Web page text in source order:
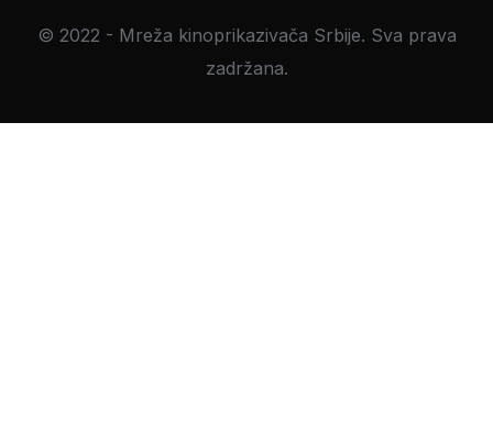
© 2022 - Mreža kinoprikazivača Srbije. Sva prava
zadržana.